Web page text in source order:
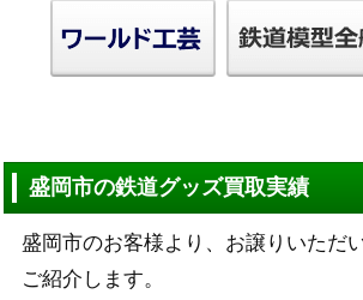
盛岡市の鉄道グッズ買取実績
盛岡市のお客様より、お譲りいただ
ご紹介します。